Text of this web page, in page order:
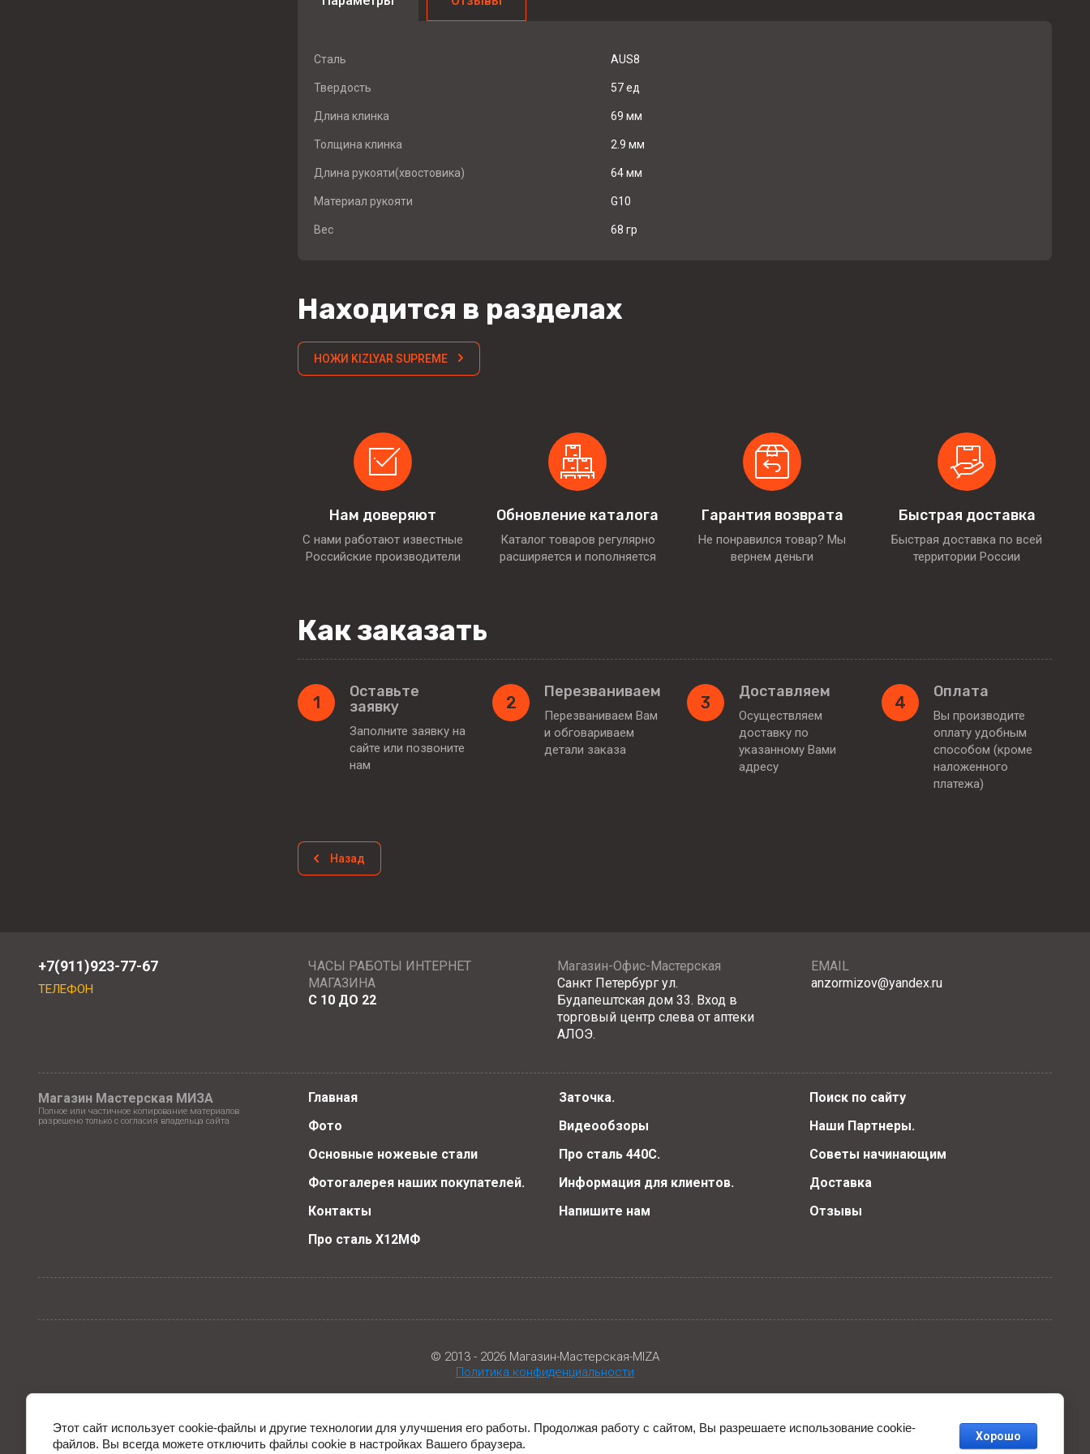
Сталь AUS8
Твердость 57 ед
Длина клинка 69 мм
Толщина клинка 2.9 мм
Длина рукояти(хвостовика) 64 мм
Материал рукояти G10
Вес 68 гр
Находится в разделах
НОЖИ KIZLYAR SUPREME
Нам доверяют
С нами работают известные
Российские производители
Обновление каталога
Каталог товаров регулярно
расширяется и пополняется
Гарантия возврата
Не понравился товар? Мы
вернем деньги
Быстрая доставка
Быстрая доставка по всей
территории России
Как заказать
1
Оставьте
заявку
Заполните заявку на
сайте или позвоните
нам
2
Перезваниваем
Перезваниваем Вам
и обговариваем
детали заказа
3
Доставляем
Осуществляем
доставку по
указанному Вами
адресу
4
Оплата
Вы производите
оплату удобным
способом (кроме
наложенного
платежа)
Назад
+7(911)923-77-67
ТЕЛЕФОН
ЧАСЫ РАБОТЫ ИНТЕРНЕТ
МАГАЗИНА
С 10 ДО 22
Магазин-Офис-Мастерская
Санкт Петербург ул.
Будапештская дом 33. Вход в
торговый центр слева от аптеки
АЛОЭ.
EMAIL
anzormizov@yandex.ru
Магазин Мастерская МИЗА
Полное или частичное копирование материалов
разрешено только с согласия владельца сайта
Главная Заточка.
Поиск по сайту
Фото
Видеообзоры
Наши Партнеры.
Основные ножевые стали
Про сталь 440С.
Советы начинающим
Фотогалерея наших покупателей.
Информация для клиентов.
Доставка
Контакты
Напишите нам
Отзывы
Про сталь Х12МФ
© 2013 - 2026 Магазин-Мастерская-MIZA
Политика конфиденциальности
Этот сайт использует файлы cookie и метаданные. Продолжая
Этот сайт использует cookie-файлы и другие технологии для улучшения его работы. Продолжая работу с сайтом, Вы разрешаете использование cookie-
файлов. Вы всегда можете отключить файлы cookie в настройках Вашего браузера.
Хорошо